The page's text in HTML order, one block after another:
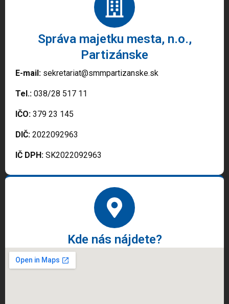
Správa majetku mesta, n.o.,
Partizánske
E-mail: sekretariat@smmpartizanske.sk
Tel.: 038/28 517 11
IČO: 379 23 145
DIČ: 2022092963
IČ DPH: SK2022092963
Kde nás nájdete?